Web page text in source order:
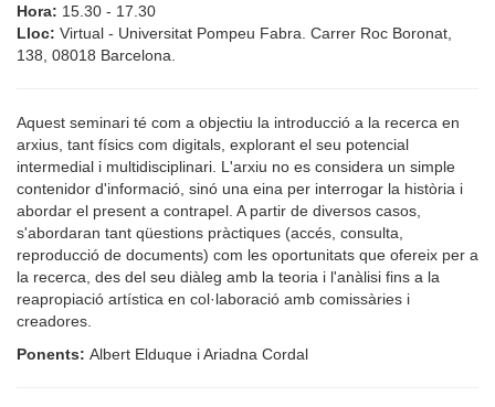
Hora: 15.30 - 17.30
Lloc: Virtual - Universitat Pompeu Fabra. Carrer Roc Boronat,
138, 08018 Barcelona.
Aquest seminari té com a objectiu la introducció a la recerca en
arxius, tant físics com digitals, explorant el seu potencial
intermedial i multidisciplinari. L'arxiu no es considera un simple
contenidor d'informació, sinó una eina per interrogar la història i
abordar el present a contrapel. A partir de diversos casos,
s'abordaran tant qüestions pràctiques (accés, consulta,
reproducció de documents) com les oportunitats que ofereix per a
la recerca, des del seu diàleg amb la teoria i l'anàlisi fins a la
reapropiació artística en col·laboració amb comissàries i
creadores.
Ponents: Albert Elduque i Ariadna Cordal